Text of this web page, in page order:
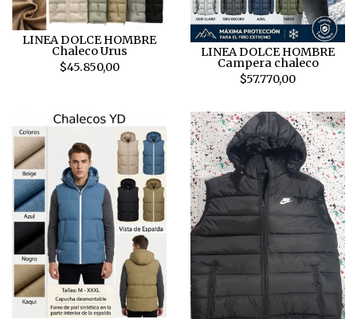
LINEA DOLCE HOMBRE
Chaleco Urus
$45.850,00
LINEA DOLCE HOMBRE
Campera chaleco
$57.770,00